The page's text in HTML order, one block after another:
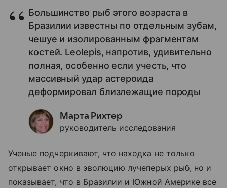
Большинство рыб этого возраста в
Бразилии известны по отдельным зубам,
чешуе и изолированным фрагментам
костей. Leolepis, напротив, удивительно
полная, особенно если учесть, что
массивный удар астероида
деформировал близлежащие породы
Марта Рихтер
руководитель исследования
Ученые подчеркивают, что находка не только
открывает окно в эволюцию лучеперых рыб, но и
показывает, что в Бразилии и Южной Америке все